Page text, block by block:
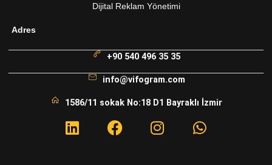
Dijital Reklam Yönetimi
Adres
+90 540 496 35 35
info@vifogram.com
1586/11 sokak No:18 D1 Bayraklı İzmir